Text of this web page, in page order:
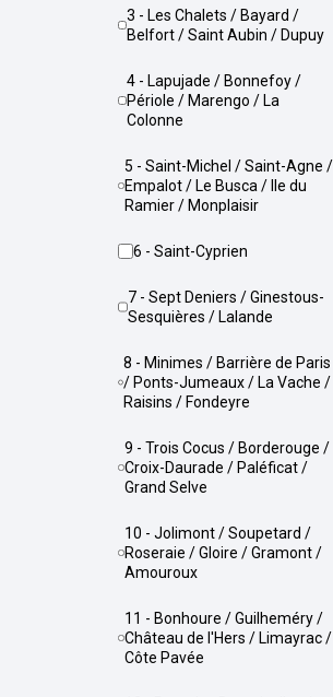
3 - Les Chalets / Bayard /
Belfort / Saint Aubin / Dupuy
4 - Lapujade / Bonnefoy /
Périole / Marengo / La
Colonne
5 - Saint-Michel / Saint-Agne /
Empalot / Le Busca / Ile du
Ramier / Monplaisir
6 - Saint-Cyprien
7 - Sept Deniers / Ginestous-
Sesquières / Lalande
8 - Minimes / Barrière de Paris
/ Ponts-Jumeaux / La Vache /
Raisins / Fondeyre
9 - Trois Cocus / Borderouge /
Croix-Daurade / Paléficat /
Grand Selve
10 - Jolimont / Soupetard /
Roseraie / Gloire / Gramont /
Amouroux
11 - Bonhoure / Guilheméry /
Château de l'Hers / Limayrac /
Côte Pavée